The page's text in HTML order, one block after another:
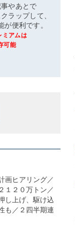
やあとで
ラップして、
便利です。
ミアムは
可能
画ヒアリング／
１２０万トン／
し上げ、駆け込
も／２四半期連